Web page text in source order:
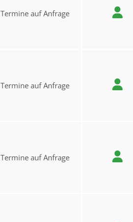
Termine auf Anfrage
Termine auf Anfrage
Termine auf Anfrage